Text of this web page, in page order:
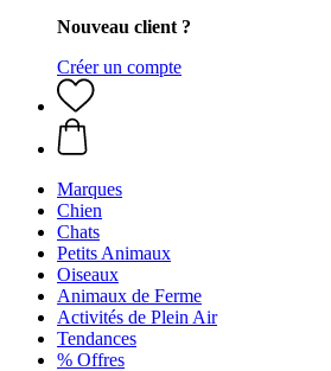
Nouveau client ?
Créer un compte
Marques
Chien
Chats
Petits Animaux
Oiseaux
Animaux de Ferme
Activités de Plein Air
Tendances
% Offres